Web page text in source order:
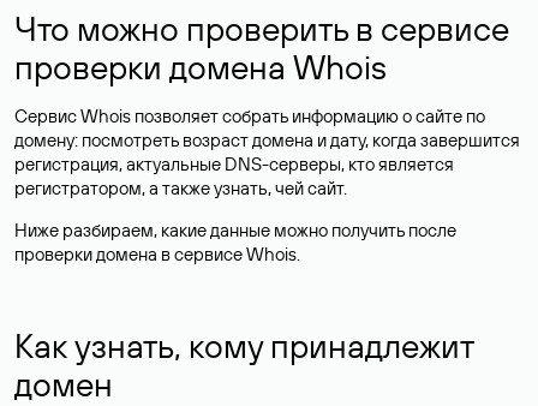
Что можно проверить в сервисе
проверки домена Whois
Сервис Whois позволяет собрать информацию о сайте по
домену: посмотреть возраст домена и дату, когда завершится
регистрация, актуальные DNS-серверы, кто является
регистратором, а также узнать, чей сайт.
Ниже разбираем, какие данные можно получить после
проверки домена в сервисе Whois.
Как узнать, кому принадлежит
домен